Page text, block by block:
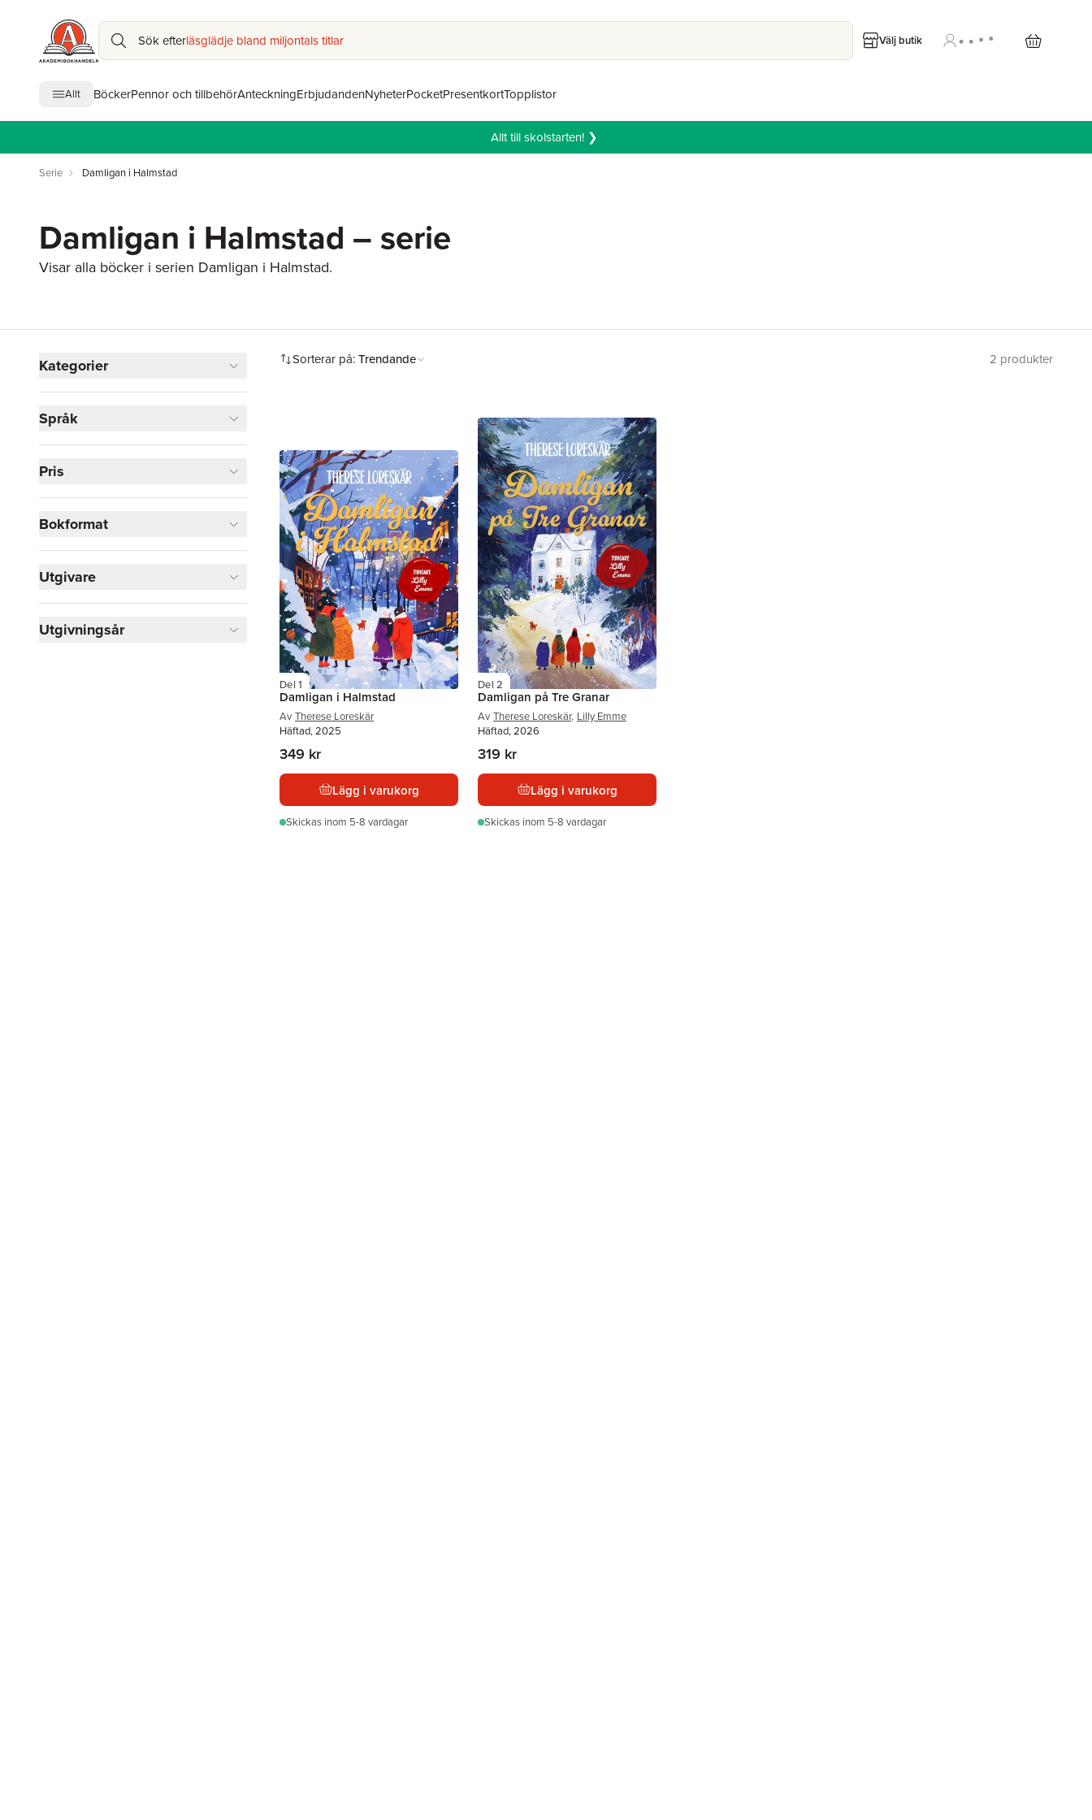
Sök efterläsglädje bland miljontals titlar Välj butik
Allt BöckerPennor och tillbehörAnteckningErbjudandenNyheterPocketPresentkortTopplistor
Allt till skolstarten! ❯
Serie Damligan i Halmstad
Damligan i Halmstad – serie
Visar alla böcker i serien Damligan i Halmstad.
Kategorier
Skönlitteratur
2
Visa fler
Språk
Pris
Bokformat
Utgivare
Utgivningsår
Sorterar på:Trendande 2 produkter
Del 1
Damligan i Halmstad
Av Therese Loreskär
Häftad, 2025
349 kr
Lägg i varukorg
Skickas inom 5-8 vardagar
Del 2
Damligan på Tre Granar
Av Therese Loreskär, Lilly Emme
Häftad, 2026
319 kr
Lägg i varukorg
Skickas inom 5-8 vardagar